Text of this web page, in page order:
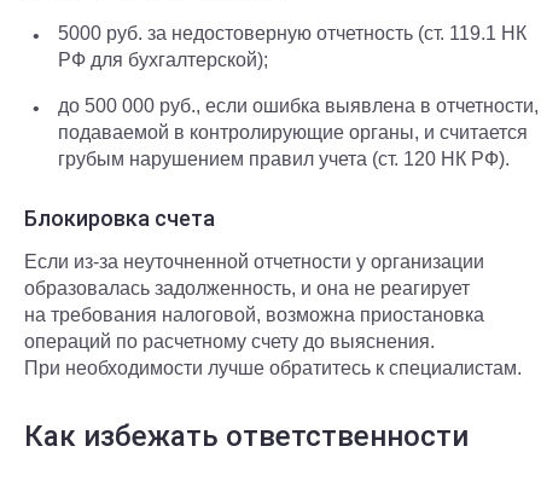
5000 руб. за недостоверную отчетность (ст. 119.1 НК
РФ для бухгалтерской);
до 500 000 руб., если ошибка выявлена в отчетности,
подаваемой в контролирующие органы, и считается
грубым нарушением правил учета (ст. 120 НК РФ).
Блокировка счета
Если из-за неуточненной отчетности у организации
образовалась задолженность, и она не реагирует
на требования налоговой, возможна приостановка
операций по расчетному счету до выяснения.
При необходимости лучше обратитесь к специалистам.
Как избежать ответственности